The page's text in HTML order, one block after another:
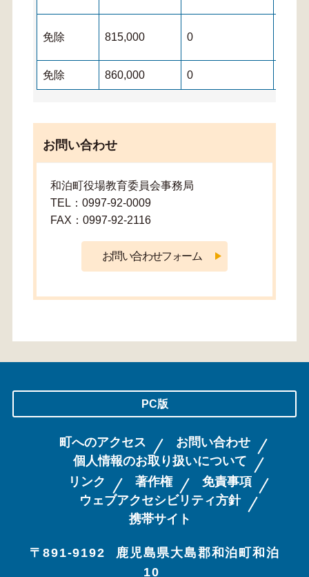
免除 815,000 0
免除 860,000 0
お問い合わせ
和泊町役場教育委員会事務局
TEL：0997-92-0009
FAX：0997-92-2116
PC版
町へのアクセス
お問い合わせ
個人情報のお取り扱いについて
リンク
著作権
免責事項
ウェブアクセシビリティ方針
携帯サイト
〒891-9192
鹿児島県大島郡和泊町和泊
10